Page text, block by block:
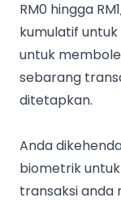
RM0 hingga
kumulatif
untuk
sebarang
ditetapkan.
Anda
biometrik
transaksi anda